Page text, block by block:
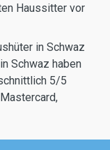
Haussitter vor
in Schwaz
Schwaz haben
5/5